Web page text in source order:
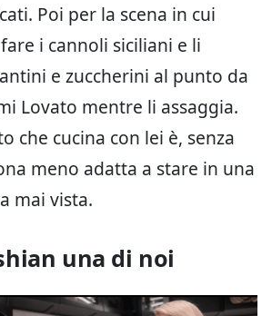
Poi per la scena in cui
i cannoli siciliani e li
e zuccherini al punto da
Lovato mentre li assaggia.
che cucina con lei è, senza
meno adatta a stare in una
mai vista.
una di noi